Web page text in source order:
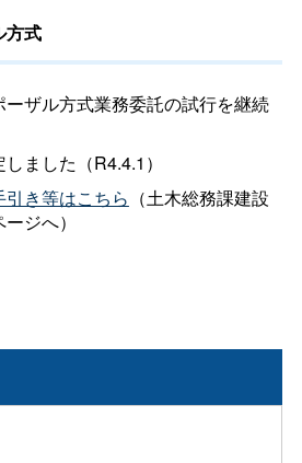
方式
ザル方式業務委託の試行を継続
ました（R4.4.1）
き等はこちら （土木総務課建設
ジへ）